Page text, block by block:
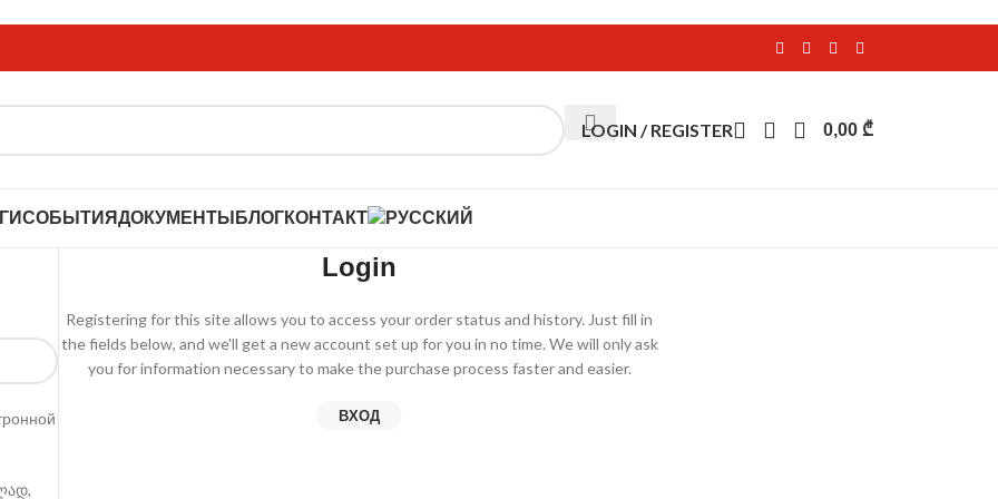
LOGIN / REGISTER 0,00 ₾
СОБЫТИЯДОКУМЕНТЫ БЛОГКОНТАКТ
Login
Registering for this site allows you to access your order status and history. Just fill in
the fields below, and we'll get a new account set up for you in no time. We will only ask
you for information necessary to make the purchase process faster and easier.
ВХОД